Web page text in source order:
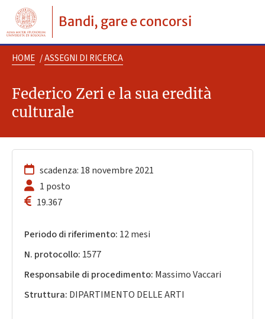
Bandi, gare e concorsi
HOME /ASSEGNI DI RICERCA
Federico Zeri e la sua eredità
culturale
scadenza: 18 novembre 2021
1 posto
19.367
Periodo di riferimento: 12 mesi
N. protocollo: 1577
Responsabile di procedimento: Massimo Vaccari
Struttura: DIPARTIMENTO DELLE ARTI